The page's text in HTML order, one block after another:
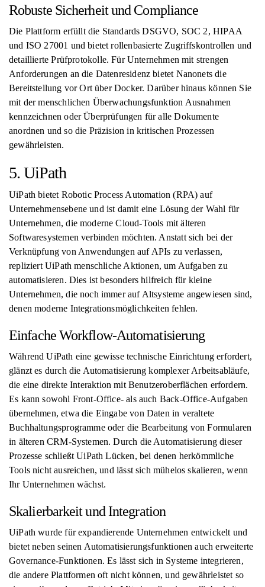
Robuste Sicherheit und Compliance
Die Plattform erfüllt die Standards DSGVO, SOC 2, HIPAA
und ISO 27001 und bietet rollenbasierte Zugriffskontrollen und
detaillierte Prüfprotokolle. Für Unternehmen mit strengen
Anforderungen an die Datenresidenz bietet Nanonets die
Bereitstellung vor Ort über Docker. Darüber hinaus können Sie
mit der menschlichen Überwachungsfunktion Ausnahmen
kennzeichnen oder Überprüfungen für alle Dokumente
anordnen und so die Präzision in kritischen Prozessen
gewährleisten.
5. UiPath
UiPath bietet Robotic Process Automation (RPA) auf
Unternehmensebene und ist damit eine Lösung der Wahl für
Unternehmen, die moderne Cloud-Tools mit älteren
Softwaresystemen verbinden möchten. Anstatt sich bei der
Verknüpfung von Anwendungen auf APIs zu verlassen,
repliziert UiPath menschliche Aktionen, um Aufgaben zu
automatisieren. Dies ist besonders hilfreich für kleine
Unternehmen, die noch immer auf Altsysteme angewiesen sind,
denen moderne Integrationsmöglichkeiten fehlen.
Einfache Workflow-Automatisierung
Während UiPath eine gewisse technische Einrichtung erfordert,
glänzt es durch die Automatisierung komplexer Arbeitsabläufe,
die eine direkte Interaktion mit Benutzeroberflächen erfordern.
Es kann sowohl Front-Office- als auch Back-Office-Aufgaben
übernehmen, etwa die Eingabe von Daten in veraltete
Buchhaltungsprogramme oder die Bearbeitung von Formularen
in älteren CRM-Systemen. Durch die Automatisierung dieser
Prozesse schließt UiPath Lücken, bei denen herkömmliche
Tools nicht ausreichen, und lässt sich mühelos skalieren, wenn
Ihr Unternehmen wächst.
Skalierbarkeit und Integration
UiPath wurde für expandierende Unternehmen entwickelt und
bietet neben seinen Automatisierungsfunktionen auch erweiterte
Governance-Funktionen. Es lässt sich in Systeme integrieren,
die andere Plattformen oft nicht können, und gewährleistet so